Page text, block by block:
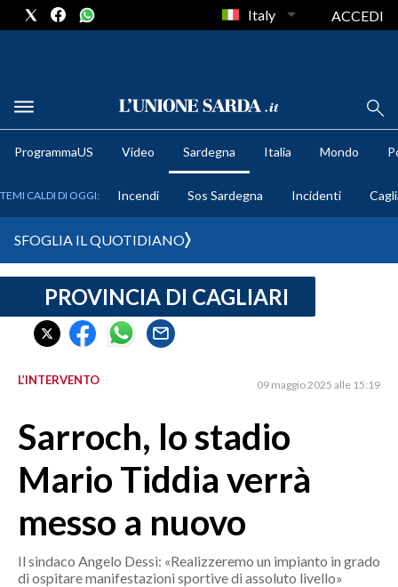
METEO
CRONACA SARDEGNA
CAGLIARI
SULCIS IGLESIENTE
ORISTANO E PROVINCIA
GALLURA
OGLIASTRA
AGENDA
Italy ACCEDI
ProgrammaUS Video Sardegna Italia Mondo
TEMI CALDI DI OGGI: Incendi Sos Sardegna Incidenti
SFOGLIA IL QUOTIDIANO
PROVINCIA DI CAGLIARI
L’INTERVENTO 09 maggio 2025 alle 15:19
Sarroch, lo stadio
Mario Tiddia verrà
messo a nuovo
Il sindaco Angelo Dessì: «Realizzeremo un impianto in grado
di ospitare manifestazioni sportive di assoluto livello»